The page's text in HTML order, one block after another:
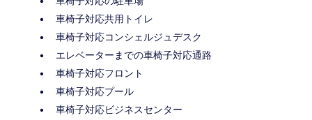
車椅子対応共用トイレ
車椅子対応コンシェルジュデスク
エレベーターまでの車椅子対応通路
車椅子対応フロント
車椅子対応プール
車椅子対応ビジネスセンター